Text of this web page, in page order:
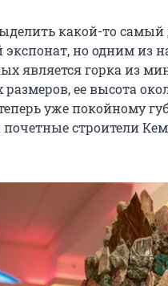
какой-то самый
но одним из
является горка из
ее высота
уже покойному
строители